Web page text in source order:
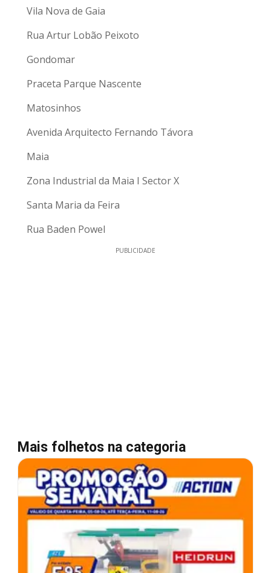
Vila Nova de Gaia
Rua Artur Lobão Peixoto
Gondomar
Praceta Parque Nascente
Matosinhos
Avenida Arquitecto Fernando Távora
Maia
Zona Industrial da Maia I Sector X
Santa Maria da Feira
Rua Baden Powel
PUBLICIDADE
Mais folhetos na categoria